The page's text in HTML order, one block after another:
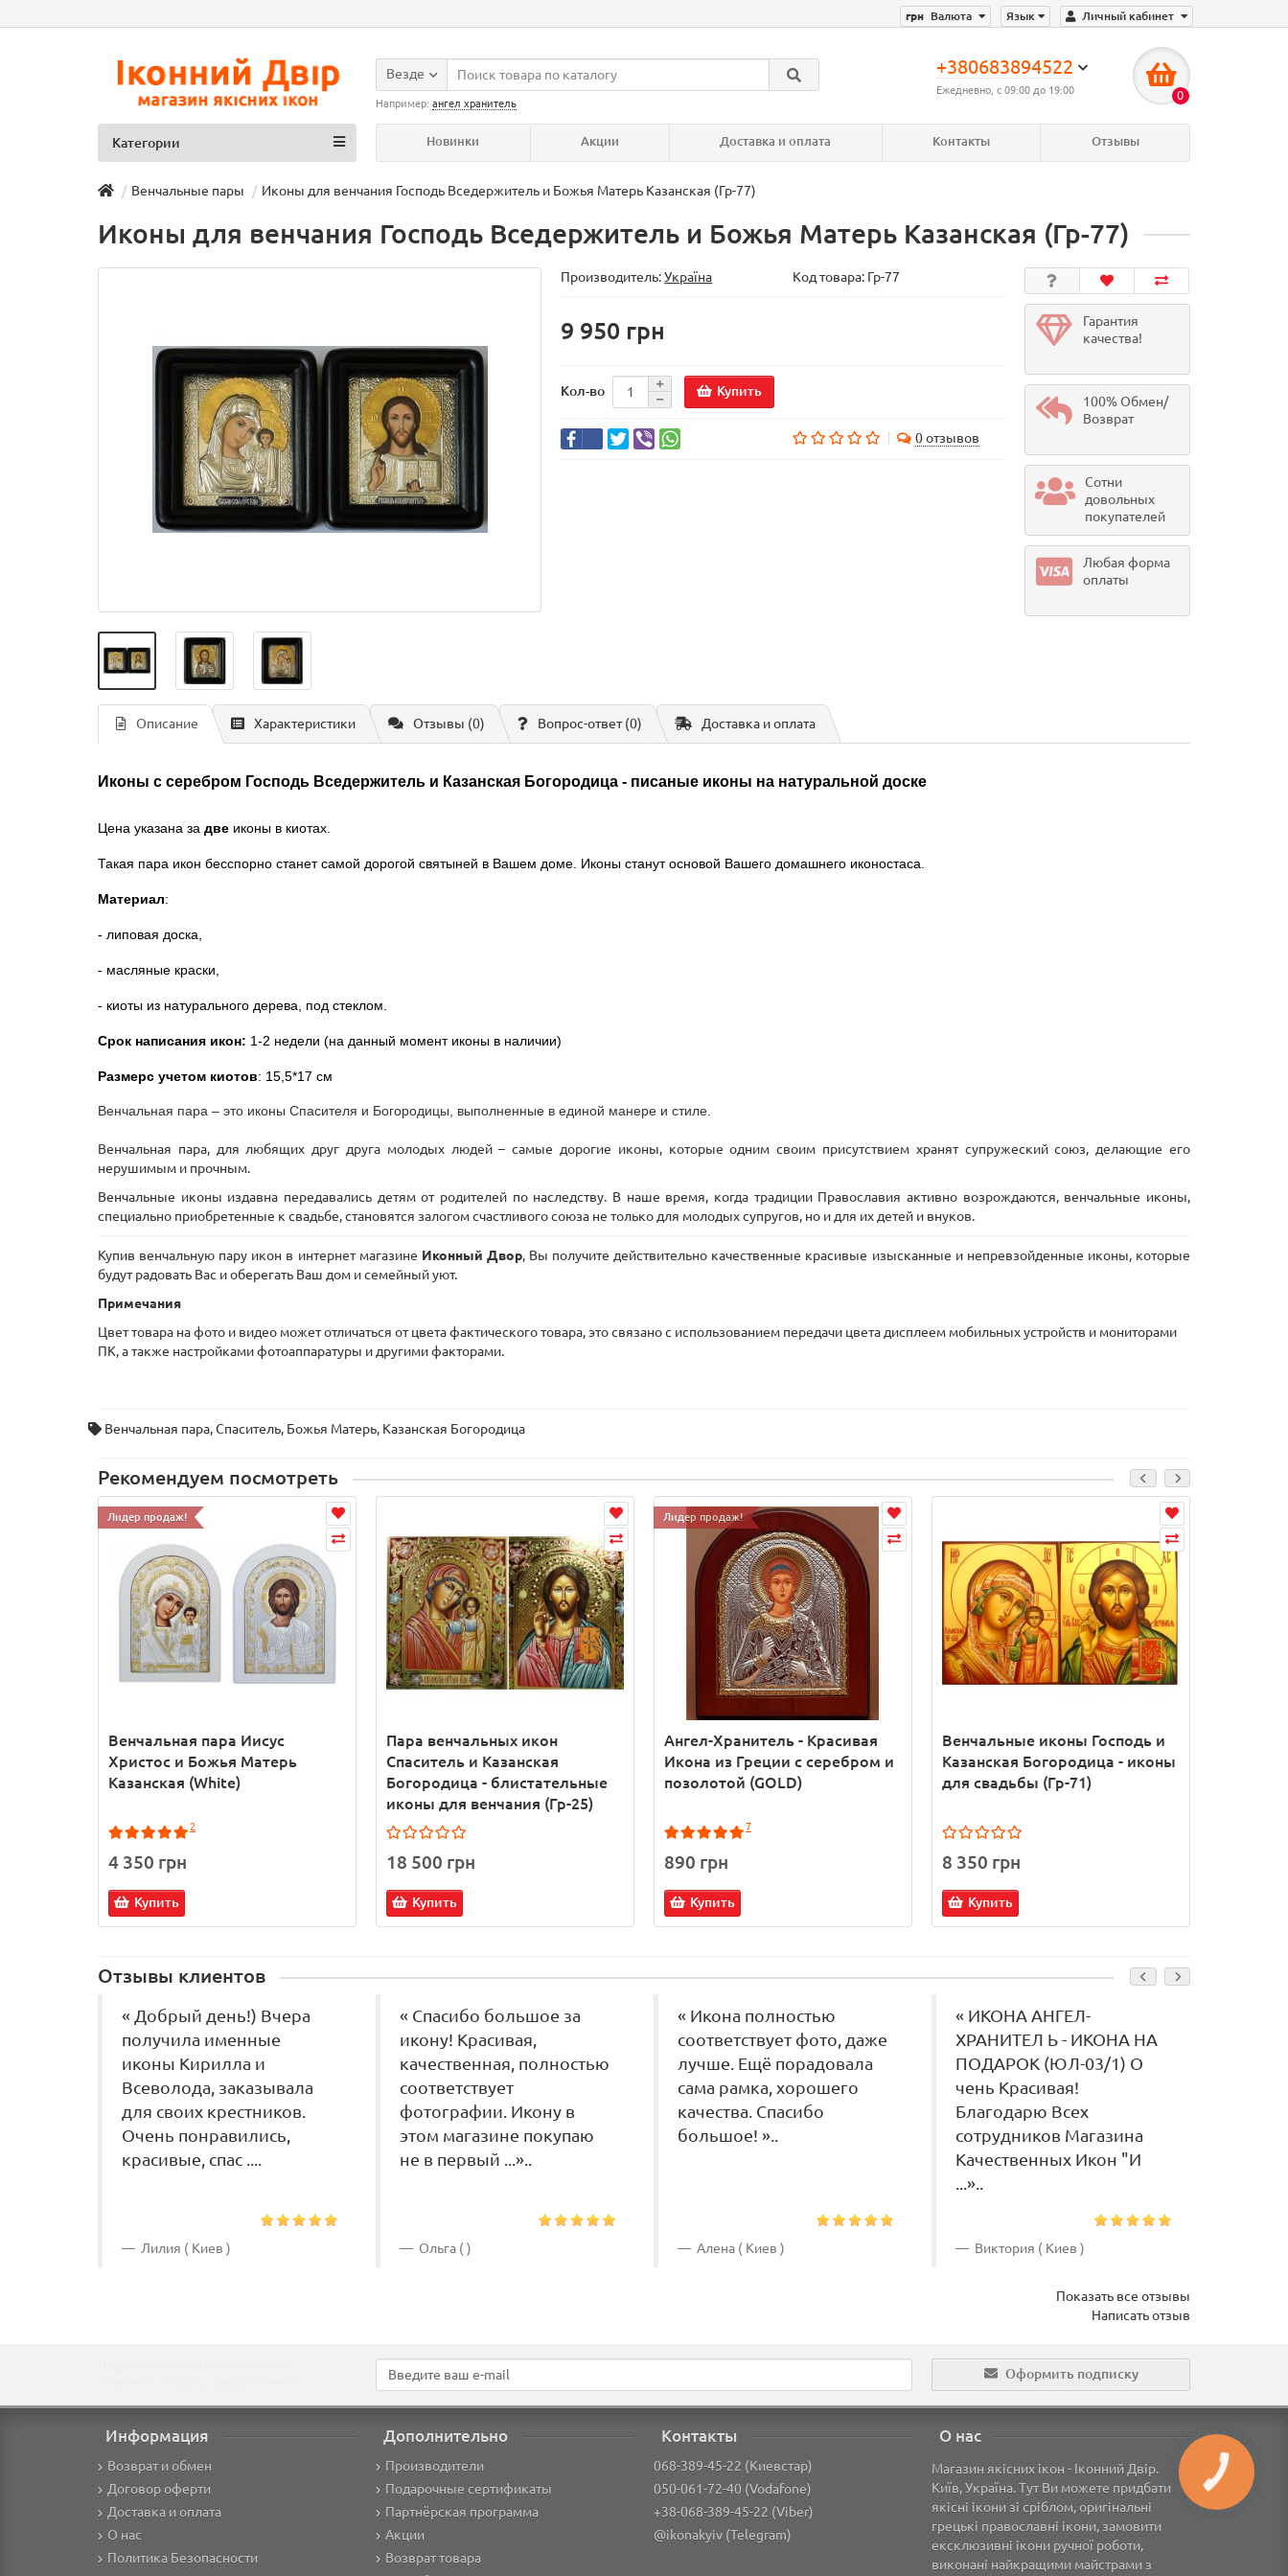
Личный кабинет
Язык
грн Валюта
+380683894522
Ежедневно, с 09:00 до 19:00 0
Везде
Например: ангел хранитель
Новинки Акции Доставка и оплата Контакты Отзывы
Категории
Венчальные пары Иконы для венчания Господь Вседержитель и Божья Матерь Казанская (Гр-77)
Иконы для венчания Господь Вседержитель и Божья Матерь Казанская (Гр-77)
Производитель:Україна Код товара: Гр-77
9 950 грн
Кол-во Купить
0 отзывов
Гарантия
качества!
100% Обмен/
Возврат
Сотни
довольных
покупателей
Любая форма
оплаты
Описание Характеристики Отзывы (0) Вопрос-ответ(0) Доставка и оплата
Иконы с серебром Господь Вседержитель и Казанская Богородица - писаные иконы на натуральной доске
Цена указана за две иконы в киотах.
Такая пара икон бесспорно станет самой дорогой святыней в Вашем доме. Иконы станут основой Вашего домашнего иконостаса.
Материал:
- липовая доска,
- масляные краски,
- киоты из натурального дерева, под стеклом.
Срок написания икон: 1-2 недели (на данный момент иконы в наличии)
Размерс учетом киотов: 15,5*17 см
Венчальная пара – это иконы Спасителя и Богородицы, выполненные в единой манере и стиле.
Венчальная пара, для любящих друг друга молодых людей – самые дорогие иконы, которые одним своим присутствием хранят супружеский союз, делающие его
нерушимым и прочным.
Венчальные иконы издавна передавались детям от родителей по наследству. В наше время, когда традиции Православия активно возрождаются, венчальные иконы,
специально приобретенные к свадьбе, становятся залогом счастливого союза не только для молодых супругов, но и для их детей и внуков.
Купив венчальную пару икон в интернет магазине Иконный Двор, Вы получите действительно качественные красивые изысканные и непревзойденные иконы, которые
будут радовать Вас и оберегать Ваш дом и семейный уют.
Примечания
Цвет товара на фото и видео может отличаться от цвета фактического товара, это связано с использованием передачи цвета дисплеем мобильных устройств и мониторами
ПК, а также настройками фотоаппаратуры и другими факторами.
Венчальная пара,Спаситель, Божья Матерь, Казанская Богородица
Рекомендуем посмотреть
Лидер продаж!
Венчальная пара Иисус
Христос и Божья Матерь
Казанская (White)
2
4 350 грн
Купить
Пара венчальных икон
Спаситель и Казанская
Богородица - блистательные
иконы для венчания (Гр-25)
18 500 грн
Купить
Лидер продаж!
Ангел-Хранитель - Красивая
Икона из Греции с серебром и
позолотой (GOLD)
7
890 грн
Купить
Венчальные иконы Господь и
Казанская Богородица - иконы
для свадьбы (Гр-71)
8 350 грн
Купить
Отзывы клиентов
« Добрый день!) Вчера
получила именные
иконы Кирилла и
Всеволода, заказывала
для своих крестников.
Очень понравились,
красивые, спас ....
Лилия ( Киев )
« Спасибо большое за
икону! Красивая,
качественная, полностью
соответствует
фотографии. Икону в
этом магазине покупаю
не в первый ...»..
Ольга ( )
« Икона полностью
соответствует фото, даже
лучше. Ещё порадовала
сама рамка, хорошего
качества. Спасибо
большое! »..
Алена ( Киев )
« ИКОНА АНГЕЛ-
ХРАНИТЕЛ Ь - ИКОНА НА
ПОДАРОК (ЮЛ-03/1) О
чень Красивая!
Благодарю Всех
сотрудников Магазина
Качественных Икон "И
...»..
Виктория ( Киев )
Показать все отзывы
Написать отзыв
Оформить подписку
Информация
Возврат и обмен
Договор оферти
Доставка и оплата
О нас
Политика Безопасности
Дополнительно
Производители
Подарочные сертификаты
Партнёрская программа
Акции
Возврат товара
Контакты
068-389-45-22 (Киевстар)
050-061-72-40 (Vodafone)
+38-068-389-45-22 (Viber)
@ikonakyiv (Telegram)
О нас
Магазин якісних ікон - Іконний Двір.
Київ, Україна. Тут Ви можете придбати
якісні ікони зі сріблом, оригінальні
грецькі православні ікони, замовити
ексклюзивні ікони ручної роботи,
виконані найкращими майстрами з